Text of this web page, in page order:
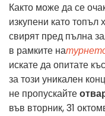
Както може да се
изкупени като топъл
свирят пред пълна
в рамките на
искате да опитате
за този уникален
не пропускайте
във вторник, 31